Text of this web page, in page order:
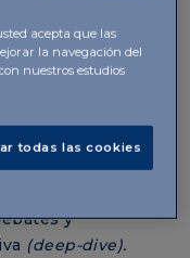
encargado de
los temas más
principales:
e Interacción.
en profundidad a
y
(deep-dive).
acepta que las
la navegación del
nuestros estudios
todas las cookies